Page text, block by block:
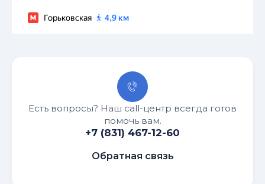
Есть вопросы? Наш call-центр всегда готов
помочь вам.
+7 (831) 467-12-60
Обратная связь